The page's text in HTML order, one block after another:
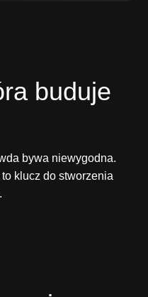
buduje
bywa niewygodna.
klucz do stworzenia